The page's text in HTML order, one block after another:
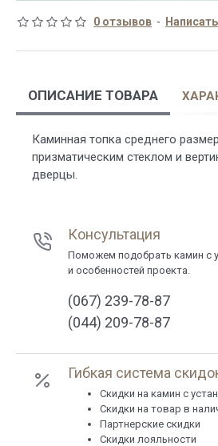
0 отзывов -
ОПИСАНИЕ ТОВАРА
Каминная топка среднего
призматическим стеклом и
дверцы.
Консультация
Поможем подобрать камин с
и особенностей проекта.
(067) 239-78-87
(044) 209-78-87
Гибкая система
Cкидки на камин с
Скидки на товар в
Партнерские скидки
Скидки лояльности